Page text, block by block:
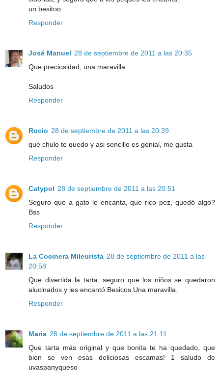
un besitoo
Responder
José Manuel 28 de septiembre de 2011 a las 20:35
Que preciosidad, una maravilla.
Saludos
Responder
Rocio 28 de septiembre de 2011 a las 20:39
que chulo te quedo y asi sencillo es genial, me gusta
Responder
Catypol 28 de septiembre de 2011 a las 20:51
Seguro que a gato le encanta, que rico pez, quedó algo?
Bss
Responder
La Cocinera Mileurista 28 de septiembre de 2011 a las
20:58
Que divertida la tarta, seguro que los niños se quedaron
alucinados y les encantó.Besicos.Una maravilla.
Responder
Maria 28 de septiembre de 2011 a las 21:11
Que tarta más original y que bonita te ha quedado, que
bien se ven esas deliciosas escamas! 1 saludo de
uvaspanyqueso